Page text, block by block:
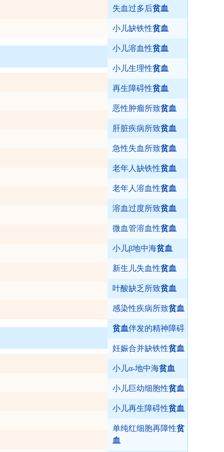
失血过多后贫血
小儿缺铁性贫血
小儿溶血性贫血
小儿生理性贫血
再生障碍性贫血
恶性肿瘤所致贫血
肝脏疾病所致贫血
急性失血所致贫血
老年人缺铁性贫血
老年人溶血性贫血
溶血过度所致贫血
微血管溶血性贫血
小儿β地中海贫血
新生儿失血性贫血
叶酸缺乏所致贫血
感染性疾病所致贫血
贫血伴发的精神障碍
妊娠合并缺铁性贫血
小儿α-地中海贫血
小儿巨幼细胞性贫血
小儿再生障碍性贫血
单纯红细胞再障性贫
血